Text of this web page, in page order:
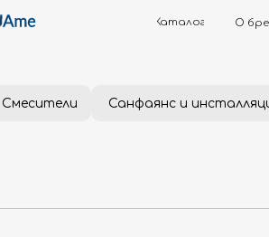
Каталог О бренде
Смесители Санфаянс и